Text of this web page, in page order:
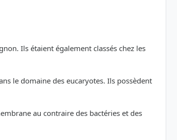
Ils étaient également classés chez les
le domaine des eucaryotes. Ils possèdent
au contraire des bactéries et des